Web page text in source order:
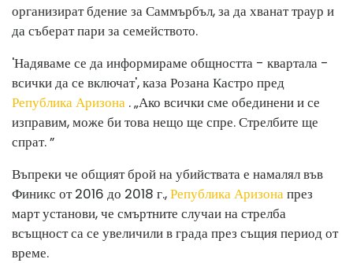
организират бдение за Саммърбъл, за да хванат траур и
да съберат пари за семейството.
'Надяваме се да информираме общността - квартала -
всички да се включат', каза Розана Кастро пред
Република Аризона . „Ако всички сме обединени и се
изправим, може би това нещо ще спре. Стрелбите ще
спрат. ”
Въпреки че общият брой на убийствата е намалял във
Финикс от 2016 до 2018 г.,Република Аризонапрез
март установи, че смъртните случаи на стрелба
всъщност са се увеличили в града през същия период от
време.